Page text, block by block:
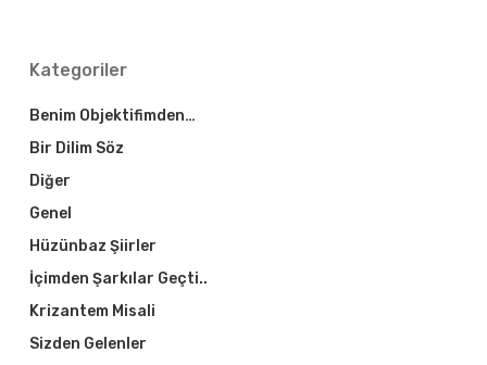
Kategoriler
Benim Objektifimden…
Bir Dilim Söz
Diğer
Genel
Hüzünbaz Şiirler
İçimden Şarkılar Geçti..
Krizantem Misali
Sizden Gelenler